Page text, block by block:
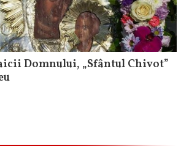
Domnului, „Sfântul Chivot”